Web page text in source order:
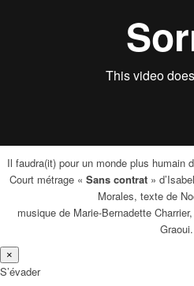
Il faudra(it) pour un monde plus
Court métrage « Sans contrat»
Morales, texte de
musique de Marie-Bernadette
Graoui.
×
S’évader